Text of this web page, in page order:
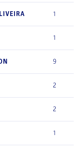
1
1
9
2
2
1